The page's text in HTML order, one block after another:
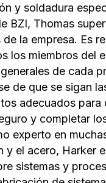
y soldadura
BZI, Thomas
la empresa. Es
los miembros del
de cada
de que se sigan
adecuados para
y completar
experto en
y el acero, Harker
sistemas y